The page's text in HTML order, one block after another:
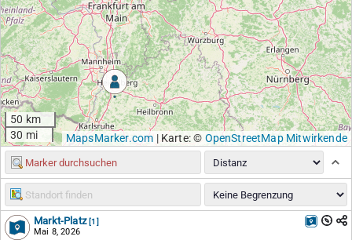
50 km
30 mi
MapsMarker.com |Karte: © OpenStreetMap Mitwirkende
Markt-Platz [1]
Mai 8, 2026